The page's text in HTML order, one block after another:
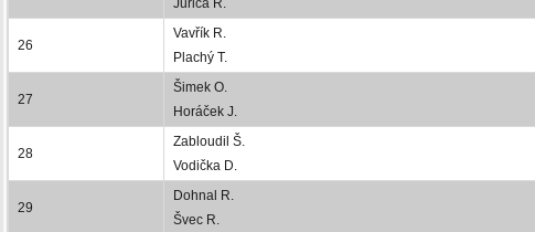
Juřica R.
26
Vavřík R.
Plachý T.
27
Šimek O.
Horáček J.
28
Zabloudil Š.
Vodička D.
29
Dohnal R.
Švec R.